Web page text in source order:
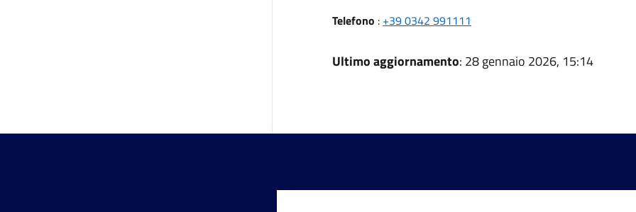
Telefono : +39 0342 991111
Ultimo aggiornamento: 28 gennaio 2026, 15:14